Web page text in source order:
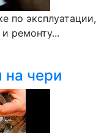
по эксплуатации,
ремонту...
на чери